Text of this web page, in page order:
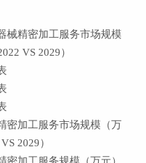
精密加工服务市场规模
VS 2029）
密加工服务市场规模（万
2029）